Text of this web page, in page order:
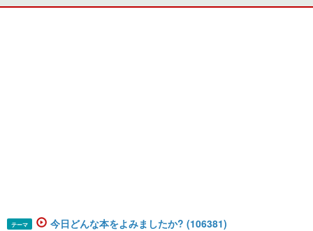
テーマ 今日どんな本をよみましたか? (106381)